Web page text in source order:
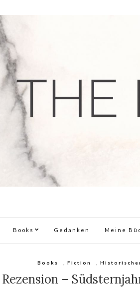
Books Gedanken Meine
Books Fiction
Rezension –